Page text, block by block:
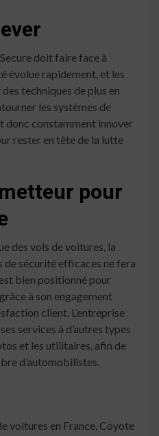
doit faire face à
évolue rapidement, et les
techniques de plus en
les systèmes de
donc constamment innover
rester en tête de la lutte
pour
des vols de voitures, la
de sécurité efficaces ne fera
bien positionné pour
à son engagement
client. L’entreprise
services à d’autres types
et les utilitaires, afin de
d’automobilistes.
voitures en France, Coyote